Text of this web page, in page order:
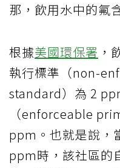
那，飲用水中的氟
根據美國環保署 ，
執行標準（non-
standard）為 2
（enforceable
ppm。也就是說，
ppm時，該社區的